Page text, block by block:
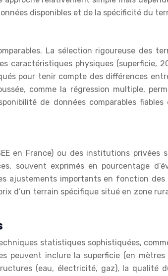
disponibles et de la spécificité du
La sélection rigoureuse des
caractéristiques physiques (superficie,
pour tenir compte des différences
comme la régression multiple,
de données comparables
en France) ou des institutions
souvent exprimés en pourcentage
ajustements importants en fonction
d’un terrain spécifique situé en zone
statistiques sophistiquées,
peuvent inclure la superficie (en
(eau, électricité, gaz), la